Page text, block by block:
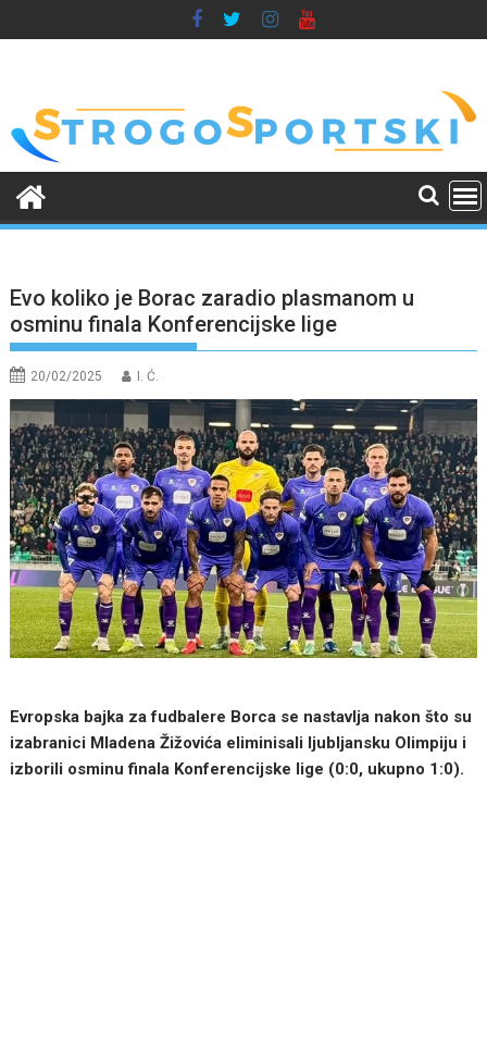
to
Evo koliko je Borac zaradio plasmanom u
osminu finala Konferencijske lige
20/02/2025 I. Ć.
Evropska bajka za fudbalere Borca se nastavlja nakon što su
izabranici Mladena Žižovića eliminisali ljubljansku Olimpiju i
izborili osminu finala Konferencijske lige (0:0, ukupno 1:0).